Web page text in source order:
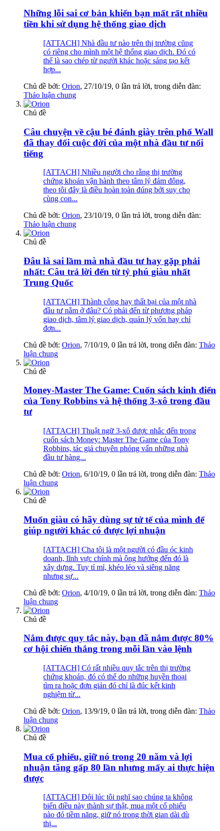
Những lỗi sai cơ bản khiến bạn mất rất nhiều
tiền khi sử dụng hệ thống giao dịch
[ATTACH] Nhà đầu tư nào trên thị trường cũng
có riêng cho mình một hệ thống giao dịch. Đó có
thể là sao chép từ người khác hoặc sáng tạo kết
hợp...
Chủ đề bởi: Orion, 27/10/19, 0 lần trả lời, trong diễn đàn:
Thảo luận chung
Chủ đề
Câu chuyện về cậu bé đánh giày trên phố Wall
đã thay đổi cuộc đời của một nhà đầu tư nổi
tiếng
[ATTACH] Nhiều người cho rằng thị trường
chứng khoán vận hành theo tâm lý đám đông,
theo tôi đây là điều hoàn toàn đúng bởi suy cho
cùng con...
Chủ đề bởi: Orion, 23/10/19, 0 lần trả lời, trong diễn đàn:
Thảo luận chung
Chủ đề
Đâu là sai lầm mà nhà đầu tư hay gặp phải
nhất: Câu trả lời đến từ tỷ phú giàu nhất
Trung Quốc
[ATTACH] Thành công hay thất bại của một nhà
đầu tư nằm ở đâu? Có phải đến từ phương pháp
giao dịch, tâm lý giao dịch, quản lý vốn hay chỉ
đơn...
Chủ đề bởi: Orion, 7/10/19, 0 lần trả lời, trong diễn đàn: Thảo
luận chung
Chủ đề
Money-Master The Game: Cuốn sách kinh điển
của Tony Robbins và hệ thống 3-xô trong đầu
tư
[ATTACH] Thuật ngữ 3-xô được nhắc đến trong
cuốn sách Money: Master The Game của Tony
Robbins, tác giả chuyên phỏng vấn những nhà
đầu tư hàng...
Chủ đề bởi: Orion, 6/10/19, 0 lần trả lời, trong diễn đàn: Thảo
luận chung
Chủ đề
Muốn giàu có hãy dùng sự tử tế của mình để
giúp người khác có được lợi nhuận
[ATTACH] Cha tôi là một người có đầu óc kinh
doanh, lĩnh vực chính mà ông hướng đến đó là
xây dựng. Tuy tỉ mỉ, khéo léo và siêng năng
nhưng sự...
Chủ đề bởi: Orion, 4/10/19, 0 lần trả lời, trong diễn đàn: Thảo
luận chung
Chủ đề
Nắm được quy tắc này, bạn đã nắm được 80%
cơ hội chiến thắng trong mỗi lần vào lệnh
[ATTACH] Có rất nhiều quy tắc trên thị trường
chứng khoán, đó có thể do những huyền thoại
tìm ra hoặc đơn giản đó chỉ là đúc kết kinh
nghiệm từ...
Chủ đề bởi: Orion, 13/9/19, 0 lần trả lời, trong diễn đàn: Thảo
luận chung
Chủ đề
Mua cổ phiếu, giữ nó trong 20 năm và lợi
nhuận tăng gấp 80 lần nhưng mấy ai thực hiện
được
[ATTACH] Đôi lúc tôi nghĩ sao chúng ta không
biến điều này thành sự thật, mua một cổ phiếu
nào đó tiềm năng, giữ nó trong thời gian dài dù
thị...